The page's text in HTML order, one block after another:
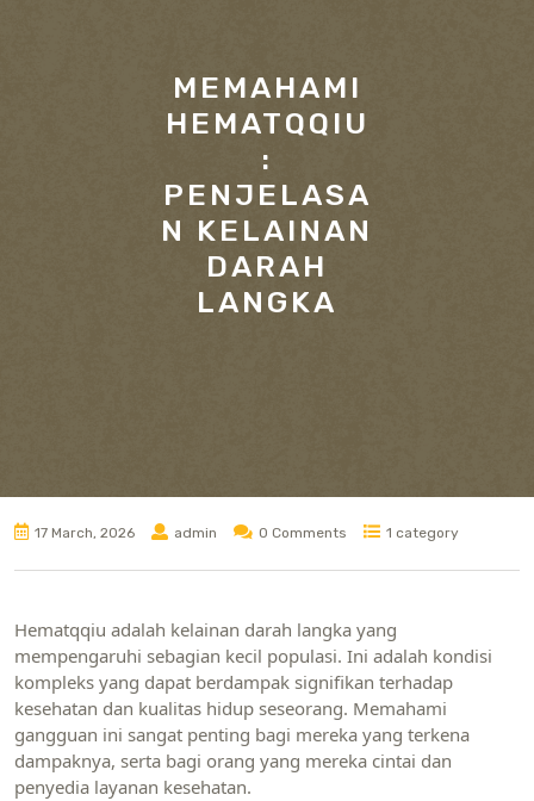
MEMAHAMI
HEMATQQIU
:
PENJELASA
N KELAINAN
DARAH
LANGKA
17 March, 2026 admin 0 Comments 1 category
Hematqqiu adalah kelainan darah langka yang
mempengaruhi sebagian kecil populasi. Ini adalah kondisi
kompleks yang dapat berdampak signifikan terhadap
kesehatan dan kualitas hidup seseorang. Memahami
gangguan ini sangat penting bagi mereka yang terkena
dampaknya, serta bagi orang yang mereka cintai dan
penyedia layanan kesehatan.